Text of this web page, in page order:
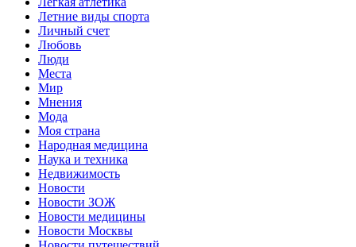
Летние виды спорта
Личный счет
Любовь
Люди
Места
Мир
Мнения
Мода
Моя страна
Народная медицина
Наука и техника
Недвижимость
Новости
Новости ЗОЖ
Новости медицины
Новости Москвы